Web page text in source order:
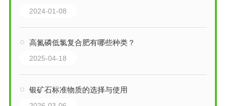
2024-01-08
高氮磷低氯复合肥有哪些种类？
2025-04-18
银矿石标准物质的选择与使用